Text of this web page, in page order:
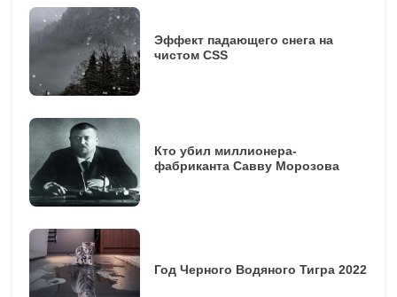
Эффект падающего снега на
чистом CSS
Кто убил миллионера-
фабриканта Савву Морозова
Год Черного Водяного Тигра 2022